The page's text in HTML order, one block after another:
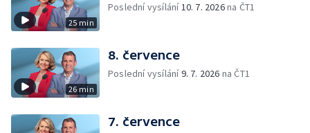
25 min
Poslední vysílání10. 7. 2026na ČT1
26 min
8. července
Poslední vysílání9. 7. 2026 na ČT1
7. července